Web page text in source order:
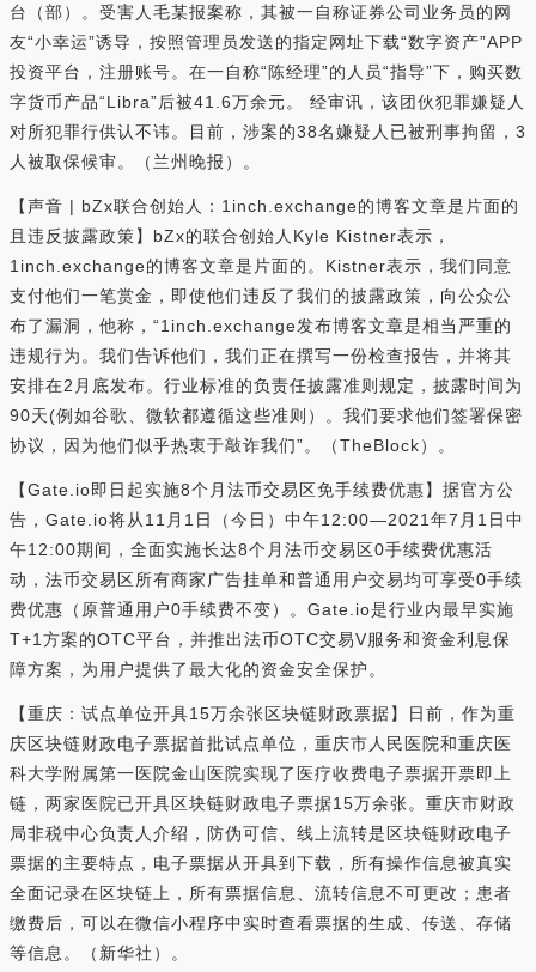
台（部）。受害人毛某报案称，其被一自称证券公司业务员的网
友“小幸运”诱导，按照管理员发送的指定网址下载“数字资产”APP
投资平台，注册账号。在一自称“陈经理”的人员“指导”下，购买数
字货币产品“Libra”后被41.6万余元。 经审讯，该团伙犯罪嫌疑人
对所犯罪行供认不讳。目前，涉案的38名嫌疑人已被刑事拘留，3
人被取保候审。（兰州晚报）。
【声音 | bZx联合创始人：1inch.exchange的博客文章是片面的
且违反披露政策】bZx的联合创始人Kyle Kistner表示，
1inch.exchange的博客文章是片面的。Kistner表示，我们同意
支付他们一笔赏金，即使他们违反了我们的披露政策，向公众公
布了漏洞，他称，“1inch.exchange发布博客文章是相当严重的
违规行为。我们告诉他们，我们正在撰写一份检查报告，并将其
安排在2月底发布。行业标准的负责任披露准则规定，披露时间为
90天(例如谷歌、微软都遵循这些准则）。我们要求他们签署保密
协议，因为他们似乎热衷于敲诈我们”。（TheBlock）。
【Gate.io即日起实施8个月法币交易区免手续费优惠】据官方公
告，Gate.io将从11月1日（今日）中午12:00—2021年7月1日中
午12:00期间，全面实施长达8个月法币交易区0手续费优惠活
动，法币交易区所有商家广告挂单和普通用户交易均可享受0手续
费优惠（原普通用户0手续费不变）。Gate.io是行业内最早实施
T+1方案的OTC平台，并推出法币OTC交易V服务和资金利息保
障方案，为用户提供了最大化的资金安全保护。
【重庆：试点单位开具15万余张区块链财政票据】日前，作为重
庆区块链财政电子票据首批试点单位，重庆市人民医院和重庆医
科大学附属第一医院金山医院实现了医疗收费电子票据开票即上
链，两家医院已开具区块链财政电子票据15万余张。重庆市财政
局非税中心负责人介绍，防伪可信、线上流转是区块链财政电子
票据的主要特点，电子票据从开具到下载，所有操作信息被真实
全面记录在区块链上，所有票据信息、流转信息不可更改；患者
缴费后，可以在微信小程序中实时查看票据的生成、传送、存储
等信息。（新华社）。